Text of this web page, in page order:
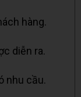
hàng.
diễn ra.
nhu cầu.